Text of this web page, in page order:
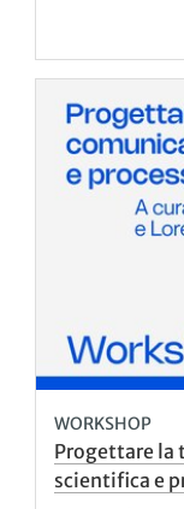
WORKSHOP
Progettare la
scientifica e